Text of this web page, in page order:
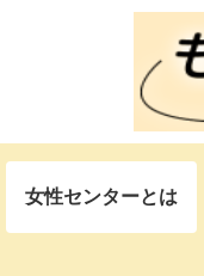
女性センターとは